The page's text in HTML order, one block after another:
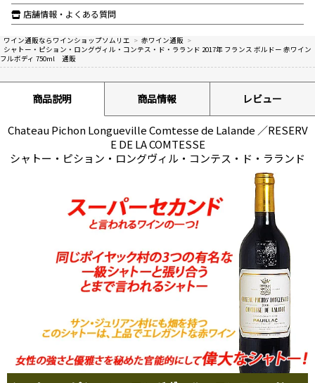
店舗情報・よくある質問
ワイン通販ならワインショップソムリエ > 赤ワイン通販 >
シャトー・ピション・ロングヴィル・コンテス・ド・ラランド 2017年 フランス ボルドー 赤ワイン
フルボディ 750ml 通販
商品説明 商品情報 レビュー
Chateau Pichon Longueville Comtesse de Lalande ／RESERV
E DE LA COMTESSE
シャトー・ピション・ロングヴィル・コンテス・ド・ラランド